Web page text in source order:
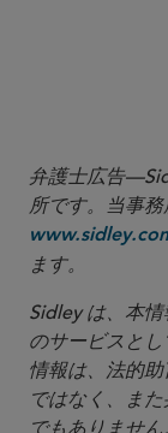
弁護士広告
所です。当事務
ます。
Sidley は、本
のサービスと
情報は、法的
ではなく、ま
でもありませ